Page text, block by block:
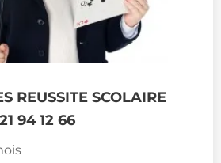
REUSSITE SCOLAIRE
94 12 66